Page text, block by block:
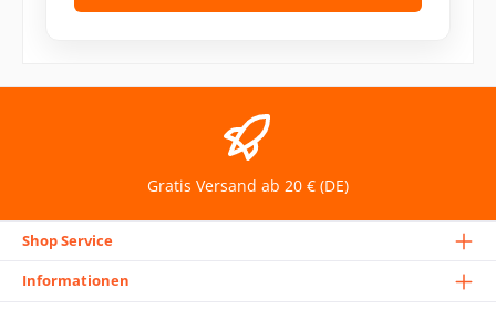
Gratis Versand ab 20 € (DE)
Shop Service
Informationen